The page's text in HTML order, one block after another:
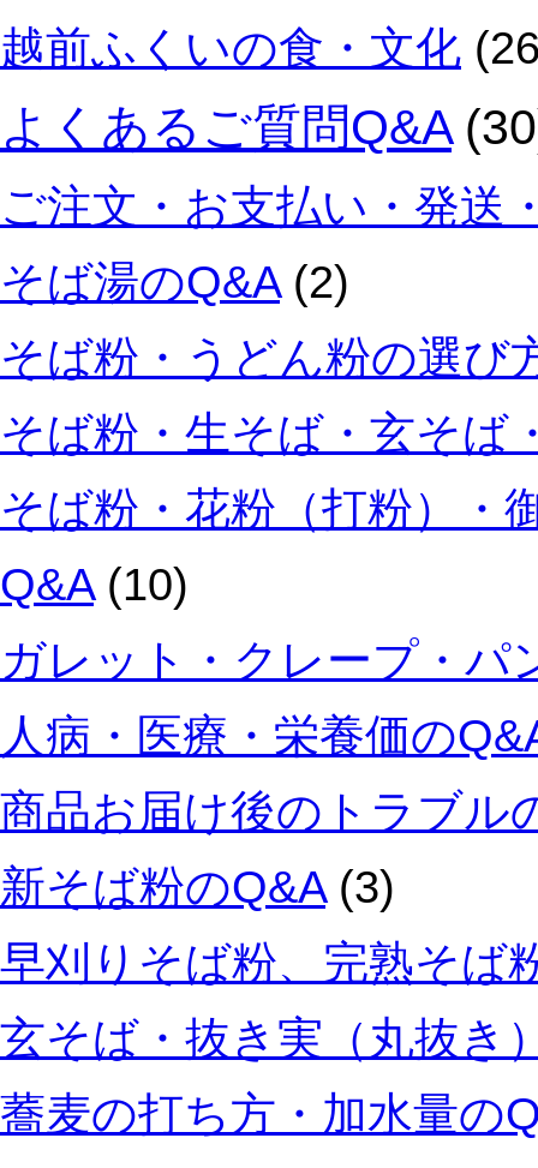
越前ふくいの食・文化
よくあるご質問Q&A
ご注文・お支払い・発送
そば湯のQ&A(2)
そば粉・うどん粉の選び
そば粉・生そば・玄そば
そば粉・花粉（打粉）・
Q&A(10)
ガレット・クレープ・パ
人病・医療・栄養価の
商品お届け後のトラブル
新そば粉のQ&A(3)
早刈りそば粉、完熟そば
玄そば・抜き実（丸抜き
蕎麦の打ち方・加水量の